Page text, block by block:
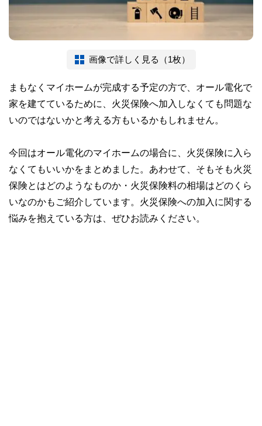
画像で詳しく見る（1枚）
まもなくマイホームが完成する予定の方で、オール電化で
家を建てているために、火災保険へ加入しなくても問題な
いのではないかと考える方もいるかもしれません。
今回はオール電化のマイホームの場合に、火災保険に入ら
なくてもいいかをまとめました。あわせて、そもそも火災
保険とはどのようなものか・火災保険料の相場はどのくら
いなのかもご紹介しています。火災保険への加入に関する
悩みを抱えている方は、ぜひお読みください。